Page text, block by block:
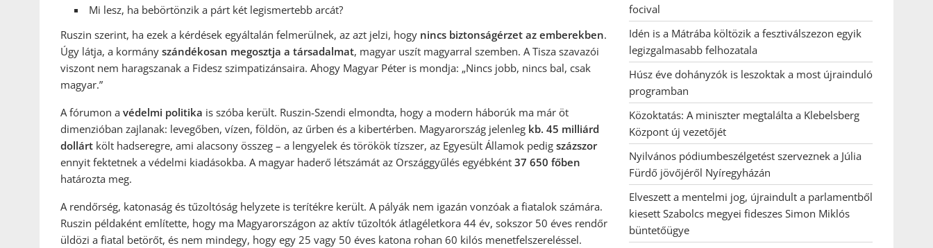
Mi lesz, ha bebörtönzik a párt két legismertebb arcát?
Ruszin szerint, ha ezek a kérdések egyáltalán felmerülnek, az azt jelzi, hogy nincs biztonságérzet az emberekben.
Úgy látja, a kormány szándékosan megosztja a társadalmat, magyar uszít magyarral szemben. A Tisza szavazói
viszont nem haragszanak a Fidesz szimpatizánsaira. Ahogy Magyar Péter is mondja: „Nincs jobb, nincs bal, csak
magyar.”
A fórumon a védelmi politika is szóba került. Ruszin-Szendi elmondta, hogy a modern háborúk ma már öt
dimenzióban zajlanak: levegőben, vízen, földön, az űrben és a kibertérben. Magyarország jelenleg kb. 45 milliárd
dollárt költ hadseregre, ami alacsony összeg – a lengyelek és törökök tízszer, az Egyesült Államok pedig százszor
ennyit fektetnek a védelmi kiadásokba. A magyar haderő létszámát az Országgyűlés egyébként 37 650 főben
határozta meg.
A rendőrség, katonaság és tűzoltóság helyzete is terítékre került. A pályák nem igazán vonzóak a fiatalok számára.
Ruszin példaként említette, hogy ma Magyarországon az aktív tűzoltók átlagéletkora 44 év, sokszor 50 éves rendőr
üldözi a fiatal betörőt, és nem mindegy, hogy egy 25 vagy 50 éves katona rohan 60 kilós menetfelszereléssel.
focival
Idén is a Mátrába költözik a fesztiválszezon egyik
legizgalmasabb felhozatala
Húsz éve dohányzók is leszoktak a most újrainduló
programban
Közoktatás: A miniszter megtalálta a Klebelsberg
Központ új vezetőjét
Nyilvános pódiumbeszélgetést szerveznek a Júlia
Fürdő jövőjéről Nyíregyházán
Elveszett a mentelmi jog, újraindult a parlamentből
kiesett Szabolcs megyei fideszes Simon Miklós
büntetőügye